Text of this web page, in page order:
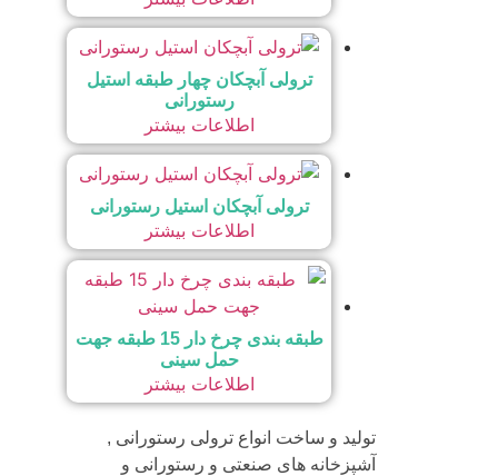
ترولی آبچکان چهار طبقه استیل
رستورانی
اطلاعات بیشتر
ترولی آبچکان استیل رستورانی
اطلاعات بیشتر
طبقه بندی چرخ دار 15 طبقه جهت
حمل سینی
اطلاعات بیشتر
تولید و ساخت انواع ترولی رستورانی ,
آشپزخانه های صنعتی و رستورانی و